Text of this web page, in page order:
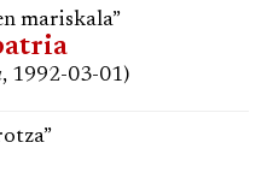
mariskala”
, 1992-03-01)